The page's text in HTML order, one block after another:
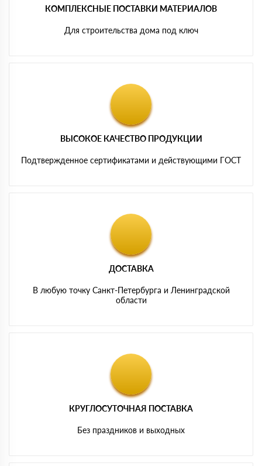
КОМПЛЕКСНЫЕ ПОСТАВКИ МАТЕРИАЛОВ
Для строительства дома под ключ
ВЫСОКОЕ КАЧЕСТВО ПРОДУКЦИИ
Подтвержденное сертификатами и действующими ГОСТ
ДОСТАВКА
В любую точку Санкт-Петербурга и Ленинградской
области
КРУГЛОСУТОЧНАЯ ПОСТАВКА
Без праздников и выходных